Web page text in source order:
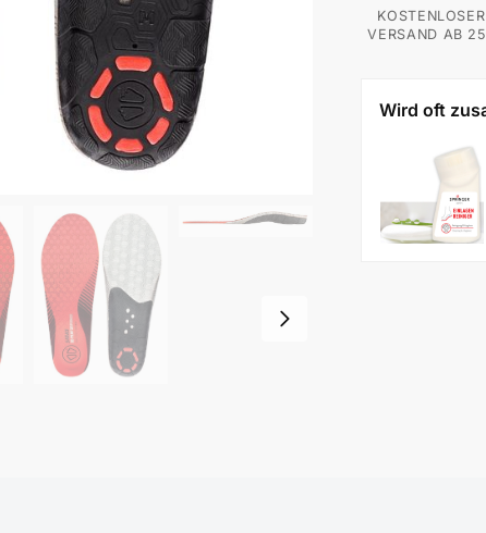
KOSTENLOSER
VERSAND AB
Wird oft